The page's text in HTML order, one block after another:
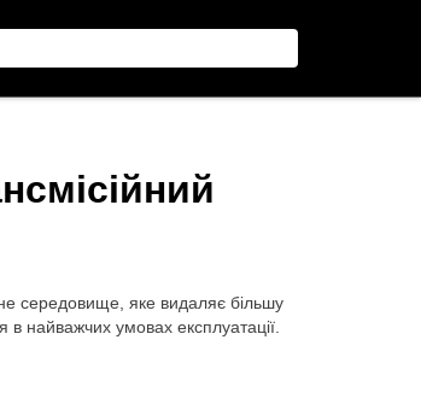
середовище, яке видаляє більшу
найважчих умовах експлуатації.